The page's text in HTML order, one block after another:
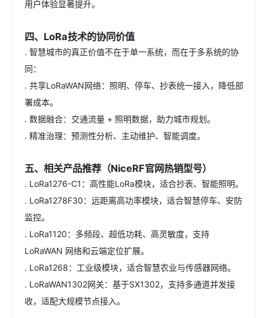
用户体验显著提升。
四、LoRa技术的协同价值
. 智慧城市的真正价值不在于单一系统，而在于多系统的协
同：
. 共享LoRaWAN网络：照明、停车、抄表统一接入，降低部
署成本。
. 数据融合：交通流量 + 照明数据，助力城市规划。
. 精准治理：预测性分析、主动维护、智能调度。
五、相关产品推荐（NiceRF官网热销型号）
. LoRa1276-C1：高性能LoRa模块，适合抄表、智能照明。
. LoRa1278F30：远距离高功率模块，适合智慧停车、安防
监控。
. LoRa1120：多频段、超低功耗、高灵敏度，支持
LoRaWAN 网络和云端定位扩展。
. LoRa1268：工业级模块，适合智慧农业与传感器网络。
. LoRaWAN1302网关：基于SX1302，支持多通道并发接
收，适配大规模节点接入。